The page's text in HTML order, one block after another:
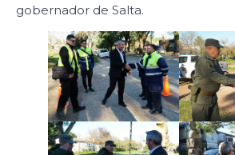
gobernador de Salta.